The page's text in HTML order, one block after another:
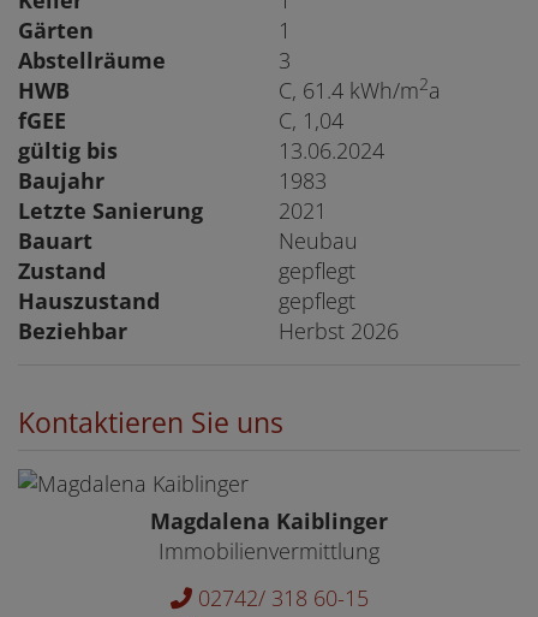
Gärten
1
Abstellräume
3
HWB
C, 61.4 kWh/m2a
fGEE
C, 1,04
gültig bis
13.06.2024
Baujahr
1983
Letzte Sanierung
2021
Bauart
Neubau
Zustand
gepflegt
Hauszustand
gepflegt
Beziehbar
Herbst 2026
Kontaktieren Sie uns
Magdalena Kaiblinger
Immobilienvermittlung
02742/ 318 60-15